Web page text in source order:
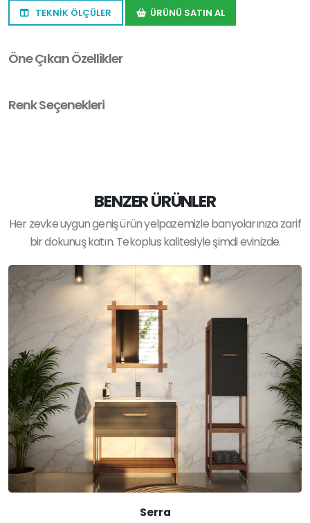
TEKNİK ÖLÇÜLER ÜRÜNÜ SATIN AL
Öne Çıkan Özellikler
Renk Seçenekleri
BENZER ÜRÜNLER
Her zevke uygun geniş ürün yelpazemizle banyolarınıza zarif
bir dokunuş katın. Tekoplus kalitesiyle şimdi evinizde.
Serra